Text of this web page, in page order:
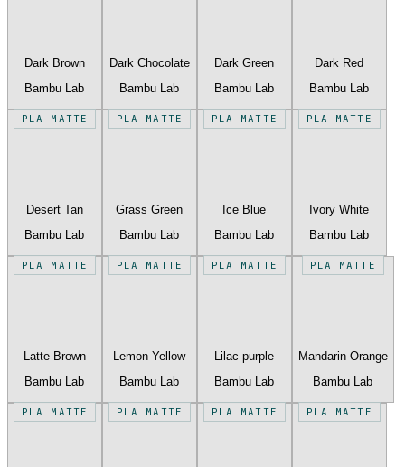
Dark Brown
Bambu Lab
Dark Chocolate
Bambu Lab
Dark Green
Bambu Lab
Dark Red
Bambu Lab
PLA MATTE
Desert Tan
Bambu Lab
PLA MATTE
Grass Green
Bambu Lab
PLA MATTE
Ice Blue
Bambu Lab
PLA MATTE
Ivory White
Bambu Lab
PLA MATTE
Latte Brown
Bambu Lab
PLA MATTE
Lemon Yellow
Bambu Lab
PLA MATTE
Lilac purple
Bambu Lab
PLA MATTE
Mandarin Orange
Bambu Lab
PLA MATTE PLA MATTE PLA MATTE PLA MATTE